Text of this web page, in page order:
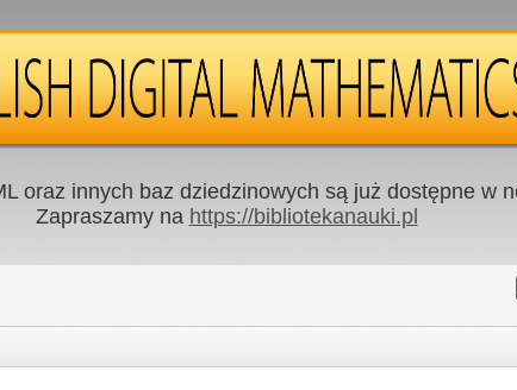
oraz innych baz dziedzinowych są już dostępne w
Zapraszamy na https://bibliotekanauki.pl